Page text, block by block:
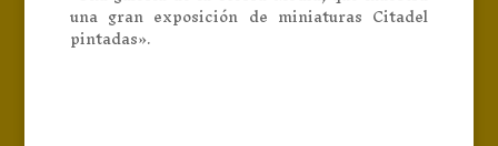
una gran exposición de miniaturas Citadel
pintadas».